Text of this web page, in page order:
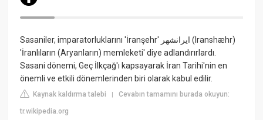
Sasaniler, imparatorluklarını 'İranşehr' ايرانشهر (Iranshæhr)
'İranlıların (Aryanların) memleketi' diye adlandırırlardı.
Sasani dönemi, Geç İlkçağ'ı kapsayarak İran Tarihi'nin en
önemli ve etkili dönemlerinden biri olarak kabul edilir.
Kaynak kaldırma talebi |Cevabın tamamını burada okuyun:
tr.wikipedia.org